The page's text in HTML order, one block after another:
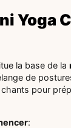
Yoga
la base de la
de
pour
: